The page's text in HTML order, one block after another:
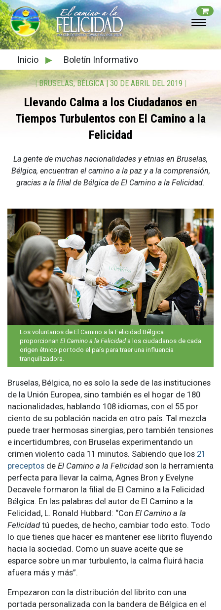
Inicio ▶ Boletín Informativo
|BRUSELAS, BÉLGICA| 30 DE ABRIL DEL 2019 |
Llevando Calma a los Ciudadanos en
Tiempos Turbulentos con El Camino a la
Felicidad
La gente de muchas nacionalidades y etnias en Bruselas,
Bélgica, encuentran el camino a la paz y a la comprensión,
gracias a la filial de Bélgica de El Camino a la Felicidad.
Los voluntarios de El Camino a la Felicidad Bélgica
proporcionan El Camino a la Felicidada los ciudadanos de cada
origen étnico por todo el país para traer una influencia
tranquilizadora.
Bruselas, Bélgica, no es solo la sede de las instituciones
de la Unión Europea, sino también es el hogar de 180
nacionalidades, hablando 108 idiomas, con el 55 por
ciento de su población nacida en otro país. Tal mezcla
puede traer hermosas sinergias, pero también tensiones
e incertidumbres, con Bruselas experimentando un
crimen violento cada 11 minutos. Sabiendo que los 21
preceptos de El Camino a la Felicidadson la herramienta
perfecta para llevar la calma, Agnes Bron y Evelyne
Decavele formaron la filial de El Camino a la Felicidad
Bélgica. En las palabras del autor de El Camino a la
Felicidad, L. Ronald Hubbard: “Con El Camino a la
Felicidadtú puedes, de hecho, cambiar todo esto. Todo
lo que tienes que hacer es mantener ese librito fluyendo
hacia la sociedad. Como un suave aceite que se
esparce sobre un mar turbulento, la calma fluirá hacia
afuera más y más”.
Empezaron con la distribución del librito con una
portada personalizada con la bandera de Bélgica en el